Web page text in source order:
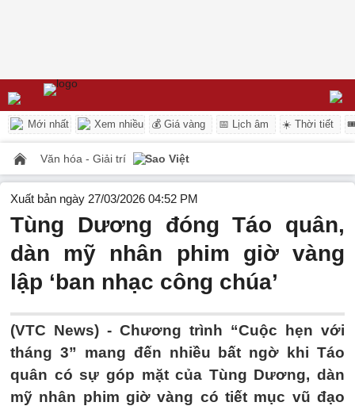
Mới nhất Xem nhiều 💰 Giá vàng 📅 Lịch âm ☀️ Thời tiết
Văn hóa - Giải trí Sao Việt
Xuất bản ngày 27/03/2026 04:52 PM
Tùng Dương đóng Táo quân,
dàn mỹ nhân phim giờ vàng
lập ‘ban nhạc công chúa’
(VTC News) - Chương trình “Cuộc hẹn với
tháng 3” mang đến nhiều bất ngờ khi Táo
quân có sự góp mặt của Tùng Dương, dàn
mỹ nhân phim giờ vàng có tiết mục vũ đạo